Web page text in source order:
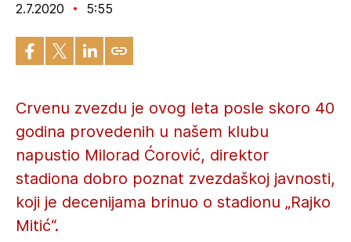
2.7.2020 5:55
Crvenu zvezdu je ovog leta posle skoro 40
godina provedenih u našem klubu
napustio Milorad Ćorović, direktor
stadiona dobro poznat zvezdaškoj javnosti,
koji je decenijama brinuo o stadionu „Rajko
Mitić“.